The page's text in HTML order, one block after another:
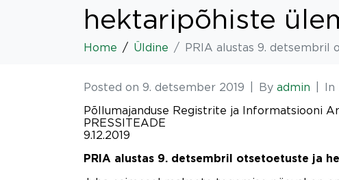
hektaripõhiste
Home Üldine PRIA alustas 9. detsembril
Posted on 9. detsember 2019 By admin In
Põllumajanduse Registrite ja Informatsiooni
PRESSITEADE
9.12.2019
PRIA alustas 9. detsembril otsetoetuste ja